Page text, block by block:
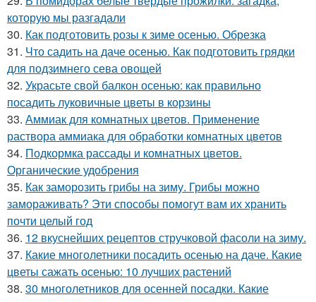
которую мы разгадали
30. Как подготовить розы к зиме осенью. Обрезка
31. Что садить на даче осенью. Как подготовить грядки
для подзимнего сева овощей
32. Украсьте свой балкон осенью: как правильно
посадить луковичные цветы в корзины
33. Аммиак для комнатных цветов. Применение
раствора аммиака для обработки комнатных цветов
34. Подкормка рассады и комнатных цветов.
Органические удобрения
35. Как заморозить грибы на зиму. Грибы можно
замораживать? Эти способы помогут вам их хранить
почти целый год
36. 12 вкуснейших рецептов стручковой фасоли на зиму.
37. Какие многолетники посадить осенью на даче. Какие
цветы сажать осенью: 10 лучших растений
38. 30 многолетников для осенней посадки. Какие